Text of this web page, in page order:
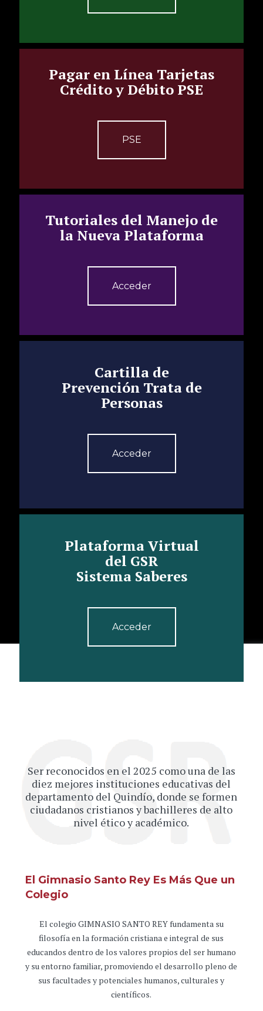
Pagar en Línea Tarjetas
Crédito y Débito PSE
PSE
Tutoriales del Manejo de
la Nueva Plataforma
Acceder
Cartilla de
Prevención Trata de
Personas
Acceder
Plataforma Virtual
del GSR
Sistema Saberes
Acceder
Ser reconocidos en el 2025 como una de las
diez mejores instituciones educativas del
departamento del Quindío, donde se formen
ciudadanos cristianos y bachilleres de alto
nivel ético y académico.
El Gimnasio Santo Rey Es Más Que un
Colegio
El colegio GIMNASIO SANTO REY fundamenta su
filosofía en la formación cristiana e integral de sus
educandos dentro de los valores propios del ser humano
y su entorno familiar, promoviendo el desarrollo pleno de
sus facultades y potenciales humanos, culturales y
científicos.